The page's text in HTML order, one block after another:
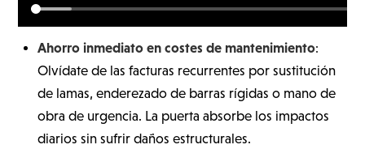
Ahorro inmediato en costes de mantenimiento:
Olvídate de las facturas recurrentes por sustitución
de lamas, enderezado de barras rígidas o mano de
obra de urgencia. La puerta absorbe los impactos
diarios sin sufrir daños estructurales.